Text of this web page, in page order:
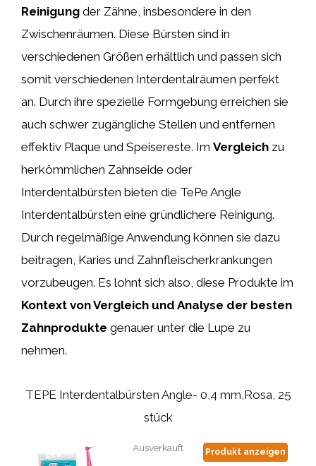
Reinigung der Zähne, insbesondere in den
Zwischenräumen. Diese Bürsten sind in
verschiedenen Größen erhältlich und passen sich
somit verschiedenen Interdentalräumen perfekt
an. Durch ihre spezielle Formgebung erreichen sie
auch schwer zugängliche Stellen und entfernen
effektiv Plaque und Speisereste. Im Vergleich zu
herkömmlichen Zahnseide oder
Interdentalbürsten bieten die TePe Angle
Interdentalbürsten eine gründlichere Reinigung.
Durch regelmäßige Anwendung können sie dazu
beitragen, Karies und Zahnfleischerkrankungen
vorzubeugen. Es lohnt sich also, diese Produkte im
Kontext von Vergleich und Analyse der besten
Zahnprodukte genauer unter die Lupe zu
nehmen.
TEPE Interdentalbürsten Angle- 0,4 mm,Rosa, 25
stück
Ausverkauft Produkt anzeigen